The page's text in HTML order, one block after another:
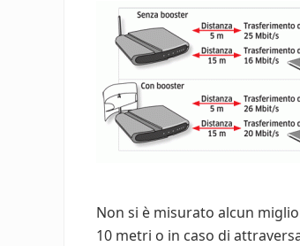
Non si è misurato alcun
10 metri o in caso di